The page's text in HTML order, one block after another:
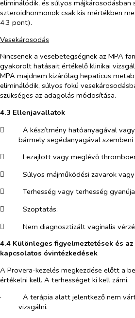
eliminálódik, és súlyos májkárosodásban
szteroidhormonok csak kis mértékben
4.3 pont).
Vesekárosodás
Nincsenek a vesebetegségnek az MPA
gyakorolt hatásait értékelő klinikai
MPA majdnem kizárólag hepaticus
eliminálódik, súlyos fokú
szükséges az adagolás módosítása.
4.3 Ellenjavallatok
​
A készítmény hatóanyagával
bármely segédanyagával szembeni
​
Lezajlott vagy meglévő
​
Súlyos májműködési zavarok
​
Terhesség vagy terhesség
​
Szoptatás.
​
Nem diagnosztizált vaginalis
4.4 Különleges figyelmeztetések és
kapcsolatos óvintézkedések
A Provera-kezelés megkezdése előtt a
értékelni kell. A terhességet ki kell zárni.
·​
A terápia alatt jelentkező nem
vizsgálni.